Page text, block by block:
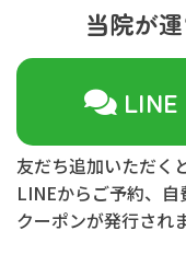
当院が
LINE
友だち追加いただくと
LINEからご予約、自
クーポンが発行されま